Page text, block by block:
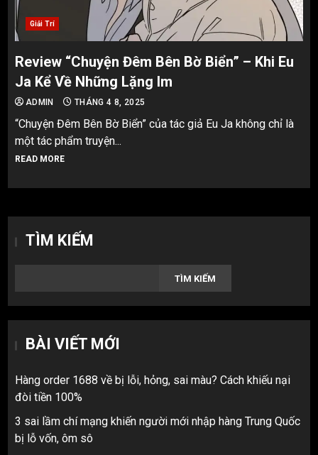
Giải Trí
Review “Chuyện Đêm Bên Bờ Biển” – Khi Eu
Ja Kể Về Những Lặng Im
ADMIN THÁNG 4 8, 2025
“Chuyện Đêm Bên Bờ Biển” của tác giả Eu Ja không chỉ là
một tác phẩm truyện...
READ MORE
TÌM KIẾM
TÌM KIẾM
BÀI VIẾT MỚI
Hàng order 1688 về bị lỗi, hỏng, sai màu? Cách khiếu nại
đòi tiền 100%
3 sai lầm chí mạng khiến người mới nhập hàng Trung Quốc
bị lỗ vốn, ôm sô